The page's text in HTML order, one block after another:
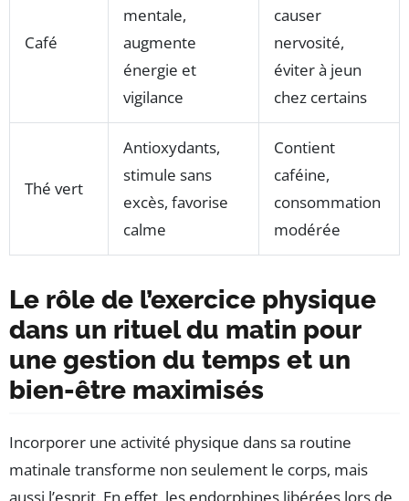
Café
mentale,
augmente
énergie et
vigilance
causer
nervosité,
éviter à jeun
chez certains
Thé vert
Antioxydants,
stimule sans
excès, favorise
calme
Contient
caféine,
consommation
modérée
Le rôle de l’exercice physique
dans un rituel du matin pour
une gestion du temps et un
bien-être maximisés
Incorporer une activité physique dans sa routine
matinale transforme non seulement le corps, mais